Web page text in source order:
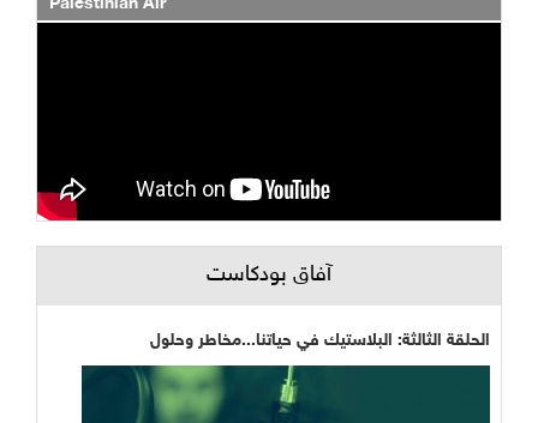
Palestinian Air
آفاق بودكاست
الحلقة الثالثة: البلاستيك في حياتنا...مخاطر وحلول